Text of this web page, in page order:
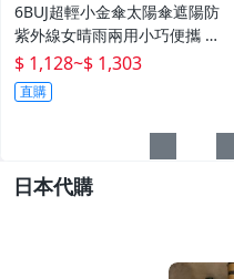
6BUJ超輕小金傘太陽傘遮陽防
紫外線女晴雨兩用小巧便攜 五
折傘
$ 1,128~$ 1,303
直購
日本代購